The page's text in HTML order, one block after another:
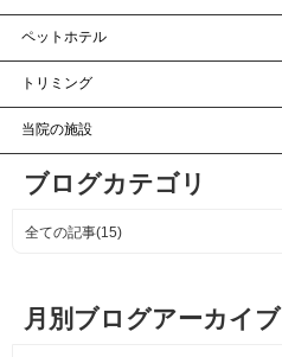
ペットホテル
トリミング
当院の施設
ブログカテゴリ
全ての記事(15)
月別ブログアーカイブ